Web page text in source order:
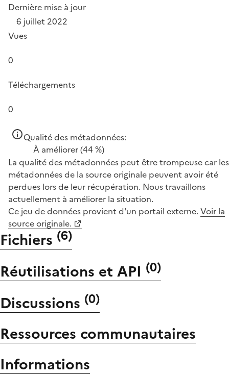
Dernière mise à jour
6 juillet 2022
Vues
0
Téléchargements
0
Qualité des métadonnées:
À améliorer(44 %)
La qualité des métadonnées peut être trompeuse car les
métadonnées de la source originale peuvent avoir été
perdues lors de leur récupération. Nous travaillons
actuellement à améliorer la situation.
Ce jeu de données provient d'un portail externe. Voir la
source originale.
Fichiers (6)
Réutilisations et API (0)
Discussions (0)
Ressources communautaires
Informations